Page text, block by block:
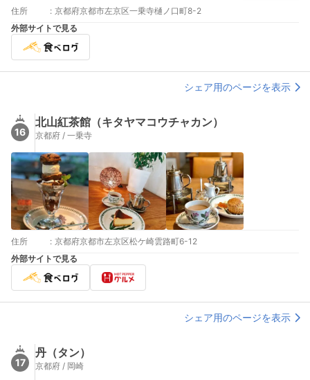
住所 : 京都府京都市左京区一乗寺樋ノ口町8-2
外部サイトで見る
シェア用のページを表示
16
北山紅茶館（キタヤマコウチャカン）
京都府 / 一乗寺
住所 : 京都府京都市左京区松ケ崎雲路町6-12
外部サイトで見る
シェア用のページを表示
17
丹（タン）
京都府 / 岡崎